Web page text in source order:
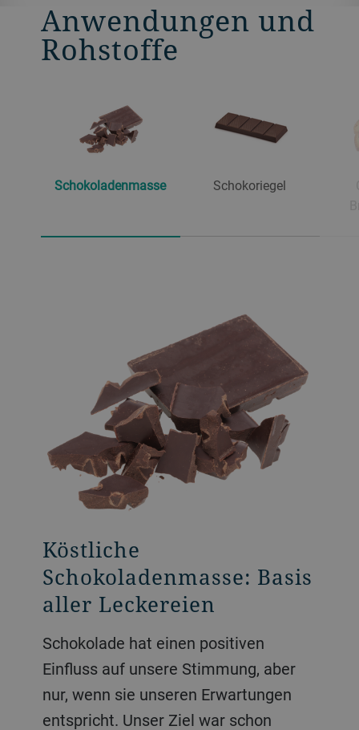
Anwendungen und
Rohstoffe
Schokoladenmasse Schokoriegel
Köstliche
Schokoladenmasse: Basis
aller Leckereien
Schokolade hat einen positiven
Einfluss auf unsere Stimmung, aber
nur, wenn sie unseren Erwartungen
entspricht. Unser Ziel war schon
Alle Arten von
Schokoriegeln
In der faszinierenden Welt von Kakao
und Schokolade trifft Effizienz auf
Leidenschaft. Mit unseren innovativen
Lösungen setzen wir Trends bei
verschiedenen Verfahrenstechniken –
Aromatische Füllungen
und Aufstriche
Wir bieten eine Reihe an Technologien
für die Herstellung von Cremes und
Aufstrichen. Ob unser weltberühmtes
DoMiReCo-Verfahren, das auf
Walzenmühlentechnologie beruht,